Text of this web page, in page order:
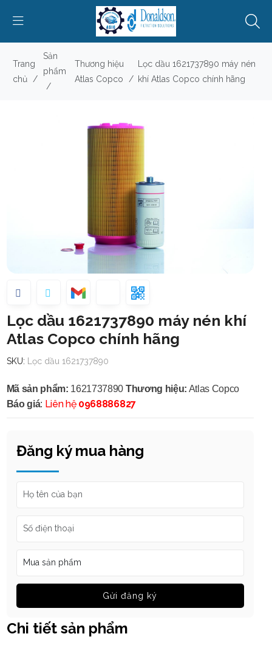
Trang
chủ
/
Sản
phẩm
/
Thương hiệu
Atlas Copco
/
Lọc dầu 1621737890 máy nén
khí Atlas Copco chính hãng
Lọc dầu 1621737890 máy nén khí
Atlas Copco chính hãng
SKU: Lọc dầu 1621737890
Mã sản phẩm: 1621737890 Thương hiệu: Atlas Copco
Báo giá: Liên hệ 0968886827
Đăng ký mua hàng
Gửi đăng ký
Chi tiết sản phẩm